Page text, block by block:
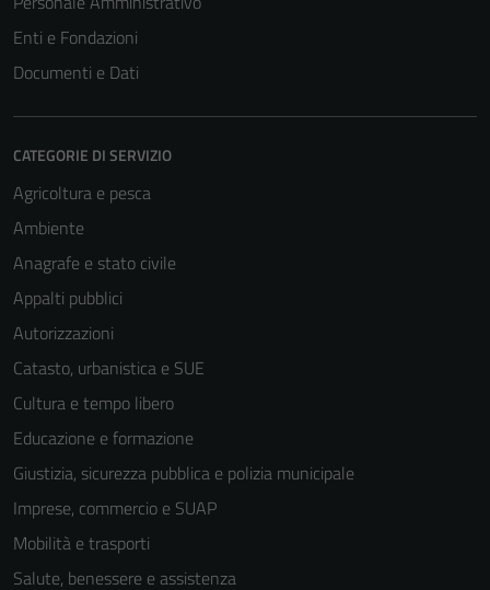
Enti e Fondazioni
Documenti e Dati
CATEGORIE DI SERVIZIO
Agricoltura e pesca
Ambiente
Anagrafe e stato civile
Appalti pubblici
Autorizzazioni
Catasto, urbanistica e SUE
Cultura e tempo libero
Educazione e formazione
Giustizia, sicurezza pubblica e polizia municipale
Imprese, commercio e SUAP
Mobilità e trasporti
Salute, benessere e assistenza